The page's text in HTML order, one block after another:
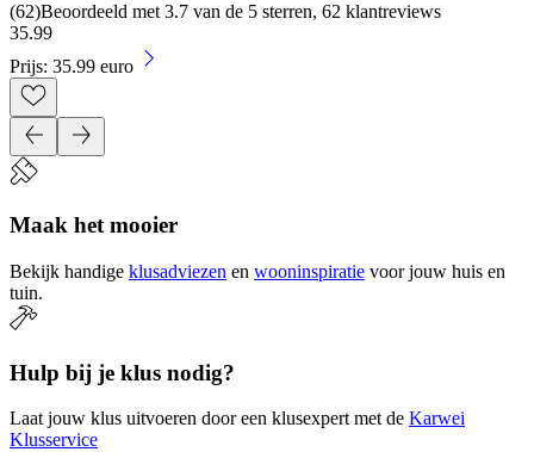
(62)Beoordeeld met 3.7 van de 5 sterren, 62 klantreviews
35.99
Prijs: 35.99 euro
Maak het mooier
Bekijk handige klusadviezen en wooninspiratie voor jouw huis en
tuin.
Hulp bij je klus nodig?
Laat jouw klus uitvoeren door een klusexpert met de Karwei
Klusservice